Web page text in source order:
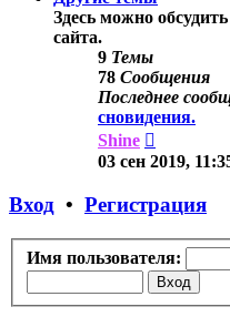
Здесь можно
сайта.
9 Темы
78 Сообщения
Последнее
сновидения.
Shine
к
03 сен 2019,
Вход • Регистрация
Имя пользователя: